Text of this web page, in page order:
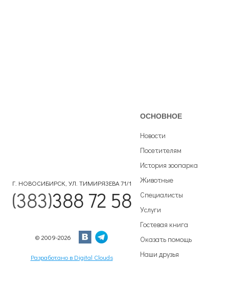
Г. НОВОСИБИРСК, УЛ. ТИМИРЯЗЕВА 71/1
(383)388 72 58
© 2009-2026
Разработано в Digital Clouds
ОСНОВНОЕ
Новости
Посетителям
История зоопарка
Животные
Специалисты
Услуги
Гостевая книга
Оказать помощь
Наши друзья